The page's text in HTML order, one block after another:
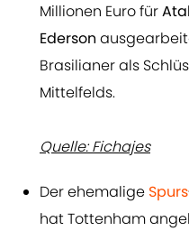
Millionen Euro für
Ederson
Brasilianer als
Mittelfelds.
Quelle: Fichajes
Der ehemalige Spurs
hat Tottenham